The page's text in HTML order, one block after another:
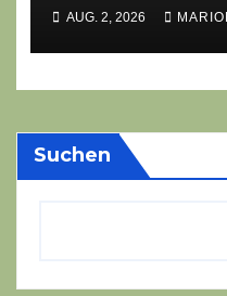
erobert
AUG. 2, 2026
Suchen